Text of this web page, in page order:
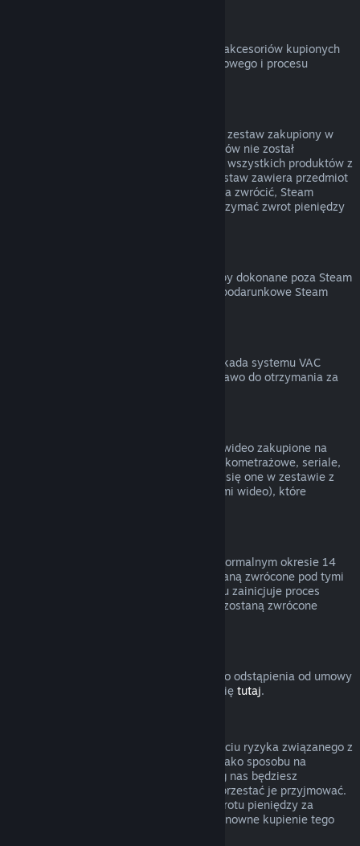
Możesz poprosić o zwrot sprzętu Steam i akcesoriów kupionych
poprzez Steam w obrębie przedziału czasowego i procesu
Możesz otrzymać zwrot pieniędzy za cały zestaw zakupiony w
Sklepie Steam, jeśli żaden z jego elementów nie został
przekazany lub łączny czas uruchomienia wszystkich produktów z
zestawu nie przekracza 2 godzin. Jeśli zestaw zawiera przedmiot
w grze lub DLC, który normalnie nie można zwrócić, Steam
poinformuje cię przy kasie, czy można otrzymać zwrot pieniędzy
Valve nie może zapewnić zwrotu za zakupy dokonane poza Steam
(na przykład klucze produktów lub karty podarunkowe Steam
Jeśli na twoje konto została nałożona blokada systemu VAC
(Valve Anti-Cheat) na daną grę, tracisz prawo do otrzymania za
Nie możemy zwracać pieniędzy za treści wideo zakupione na
Steam (na przykład filmy pełno- oraz krótkometrażowe, seriale,
odcinki czy poradniki), chyba że znajdują się one w zestawie z
innymi treściami (niebędącymi materiałami wideo), które
Nieodebrane prezenty można zwrócić w normalnym okresie 14
dni lub 2 godzin. Odebrane prezenty zostaną zwrócone pod tymi
samymi warunkami, jeśli adresat prezentu zainicjuje proces
zwrotu. Środki użyte do zakupu prezentu zostaną zwrócone
Wyjaśnienie dotyczące działania prawa do odstąpienia od umowy
w UE dla użytkowników Steam znajduje się tutaj.
Zwroty pieniędzy mają polegać na usunięciu ryzyka związanego z
kupowaniem produktów na Steam — nie jako sposobu na
zdobywanie darmowych gier. Jeśli według nas będziesz
nadużywać zwrotów pieniędzy, możemy przestać je przyjmować.
Nie uważamy za nadużycie zażądania zwrotu pieniędzy za
produkt zakupiony przed wyprzedażą i ponowne kupienie tego